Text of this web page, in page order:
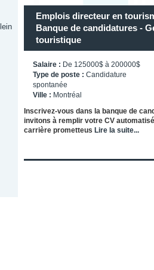
Emplois directeur en
Banque de candidatures -
touristique
Salaire : De 125000$ à 200000$
Type de poste : Candidature
spontanée
Ville : Montréal
Inscrivez-vous dans la banque de
invitons à remplir votre CV
carrière prometteus Lire la suite...